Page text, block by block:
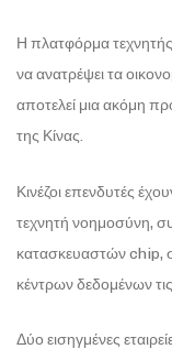
Η πλατφόρμα
να ανατρέψει τα
αποτελεί μια ακόμη
της Κίνας.
Κινέζοι επενδυτές
τεχνητή νοημοσύνη,
κατασκευαστών chip,
κέντρων δεδομένων
Δύο εισηγμένες